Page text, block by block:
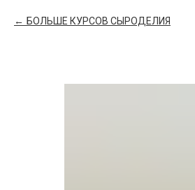
БОЛЬШЕ КУРСОВ СЫРОДЕЛИЯ